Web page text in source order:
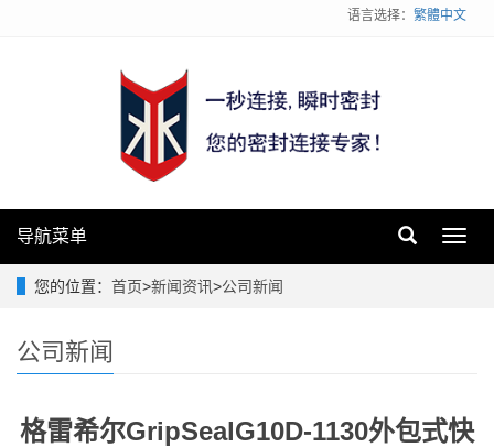
语言选择： 繁體中文
导航菜单
您的位置： 首页>新闻资讯>公司新闻
公司新闻
格雷希尔GripSealG10D-1130外包式快